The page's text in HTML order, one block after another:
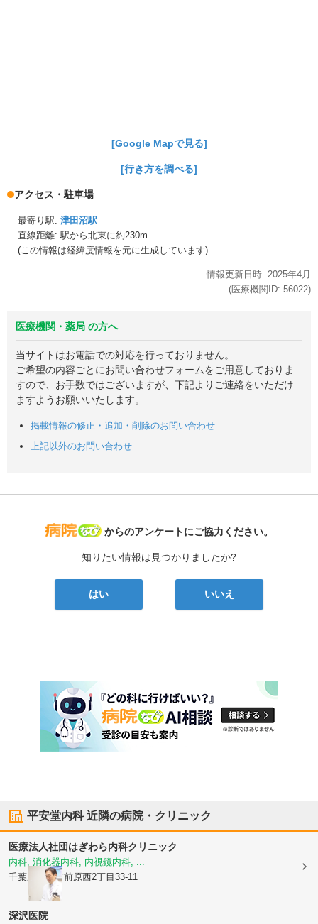
[Google Mapで見る]
[行き方を調べる]
アクセス・駐車場
最寄り駅: 津田沼駅
直線距離: 駅から北東に約230m
(この情報は経緯度情報を元に生成しています)
情報更新日時: 2025年4月
(医療機関ID: 56022)
医療機関・薬局 の方へ
当サイトはお電話での対応を行っておりません。
ご希望の内容ごとにお問い合わせフォームをご用意しておりま
すので、お手数ではございますが、下記よりご連絡をいただけ
ますようお願いいたします。
掲載情報の修正・追加・削除のお問い合わせ
上記以外のお問い合わせ
病院なび
からのアンケートにご協力ください。
知りたい情報は見つかりましたか?
はい いいえ
平安堂内科近隣の病院・クリニック
医療法人社団はぎわら内科クリニック
内科, 消化器内科, 内視鏡内科, ...
千葉県船橋市前原西2丁目33-11
深沢医院